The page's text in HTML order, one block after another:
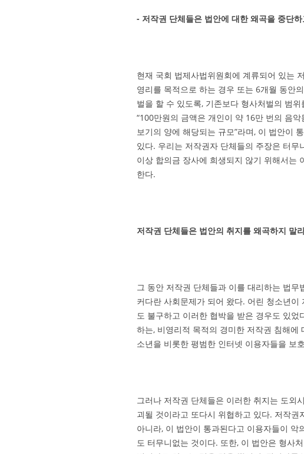
- 저작권 단체들은 법안에 대한 왜곡을 중단
현재 국회 법제사법위원회에 계류되어 있는
영리를 목적으로 하는 경우 또는 6개월 동안
벌을 할 수 있도록, 기존보다 형사처벌의 범
“100만원의 금액은 개인이 약 16만 번의 음
보기의 양에 해당되는 규모”라며, 이 법안이
있다. 우리는 저작권자 단체들의 주장은 터
이상 합의금 장사에 희생되지 않기 위해서는
한다.
저작권 단체들은 법안의 취지를 왜곡하지 말
그 동안 저작권 단체들과 이를 대리하는 법
커다란 사회문제가 되어 왔다. 어린 청소년
도 불구하고 이러한 협박을 받은 경우도 있
하는, 비영리적 목적의 경미한 저작권 침해
소년을 비롯한 평범한 인터넷 이용자들을 보
그러나 저작권 단체들은 이러한 취지는 도외
괴될 것이라고 또다시 위협하고 있다. 저작
아니라, 이 법안이 통과된다고 이용자들이
도 터무니없는 것이다. 또한, 이 법안은 형사